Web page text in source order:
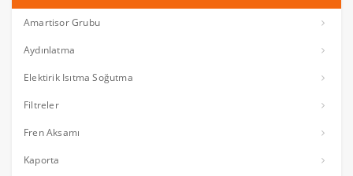
Amartisor Grubu
Aydınlatma
Elektirik Isıtma Soğutma
Filtreler
Fren Aksamı
Kaporta